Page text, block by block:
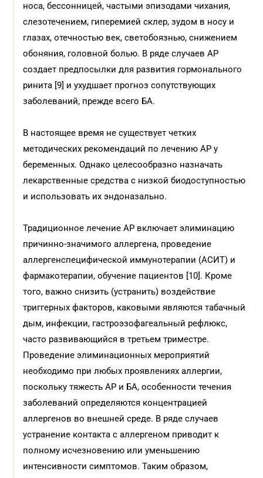
носа, бессонницей, частыми эпизодами чихания,
слезотечением, гиперемией склер, зудом в носу и
глазах, отечностью век, светобоязнью, снижением
обоняния, головной болью. В ряде случаев АР
создает предпосылки для развития гормонального
ринита [9] и ухудшает прогноз сопутствующих
заболеваний, прежде всего БА.
В настоящее время не существует четких
методических рекомендаций по лечению АР у
беременных. Однако целесообразно назначать
лекарственные средства с низкой биодоступностью
и использовать их эндоназально.
Традиционное лечение АР включает элиминацию
причинно-значимого аллергена, проведение
аллергенспецифической иммунотерапии (АСИТ) и
фармакотерапии, обучение пациентов [10]. Кроме
того, важно снизить (устранить) воздействие
триггерных факторов, каковыми являются табачный
дым, инфекции, гастроэзофагеальный рефлюкс,
часто развивающийся в третьем триместре.
Проведение элиминационных мероприятий
необходимо при любых проявлениях аллергии,
поскольку тяжесть АР и БА, особенности течения
заболеваний определяются концентрацией
аллергенов во внешней среде. В ряде случаев
устранение контакта с аллергеном приводит к
полному исчезновению или уменьшению
интенсивности симптомов. Таким образом,